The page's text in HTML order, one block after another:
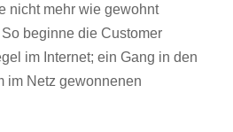
nicht mehr wie gewohnt
beginne die Customer
im Internet; ein Gang in den
im Netz gewonnenen